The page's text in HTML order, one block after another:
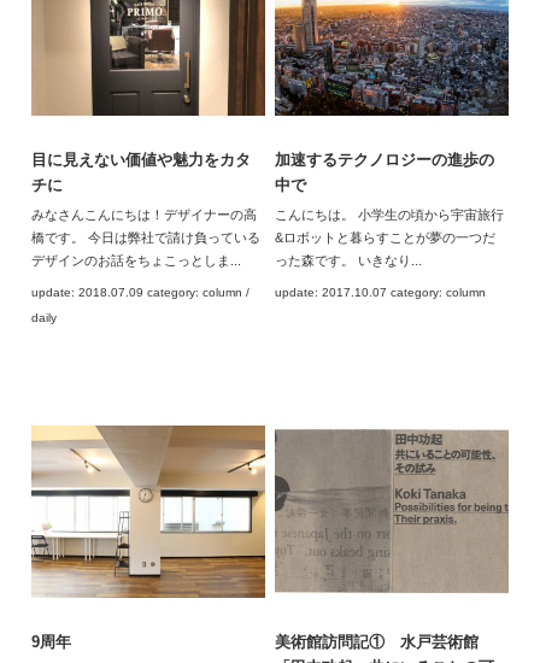
目に見えない価値や魅力をカタ
チに
みなさんこんにちは！デザイナーの高
橋です。 今日は弊社で請け負っている
デザインのお話をちょこっとしま...
update: 2018.07.09 category: column /
daily
加速するテクノロジーの進歩の
中で
こんにちは。 小学生の頃から宇宙旅行
&ロボットと暮らすことが夢の一つだ
った森です。 いきなり...
update: 2017.10.07 category: column
9周年
美術館訪問記① 水戸芸術館